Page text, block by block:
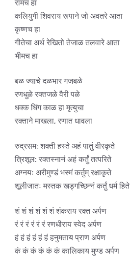
रामच हा
कलियुगी शिवराय रूपाने जो अवतरे आता
कृष्णच हा
गीतेचा अर्थ रेखितो तेजाळ तलवारे आता
भीमच हा
बळ ज्याचे दळभार गजबळे
रणधुळे रक्तजळे वैरी पळे
धक्क धिंग काळ हा मृत्युचा
रक्ताने माखला, रणात धावला
रुद्रसम: शक्ती हस्ते अहं पातुं वीरकृते
त्रिशूल: रक्तस्नानं अहं कर्तुं तत्परिते
अग्नयः अरीमुण्डं भस्मं कर्तुम् रक्षाकृते
शूलीजातः मस्तक खड्गच्छिन्नं कर्तुं धर्म हिते
शं शं शं शं शं शं शंकराय रक्त अर्पण
रं रं रं रं रं रं रणधीराय स्वेद अर्पण
हं हं हं हं हं हं हनुमताय प्राण अर्पण
कं कं कं कं कं कं कालिकाय मुण्ड अर्पण